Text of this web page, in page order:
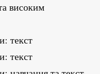
високим